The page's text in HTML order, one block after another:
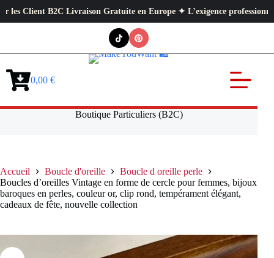
B2C Livraison Gratuite en Europe ✦ L’exigence professionnelle au
Panier0,00 €
Boutique Particuliers (B2C)
Accueil Boucle d'oreille
Boucle d oreille perle
Boucles d’oreilles Vintage en forme de cercle pour femmes, bijoux
baroques en perles, couleur or, clip rond, tempérament élégant,
cadeaux de fête, nouvelle collection